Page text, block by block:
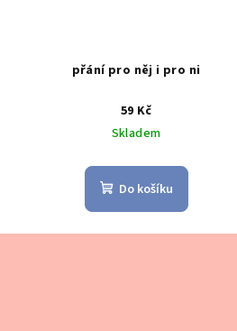
přání pro něj i pro ni
59 Kč
Skladem
Do košíku